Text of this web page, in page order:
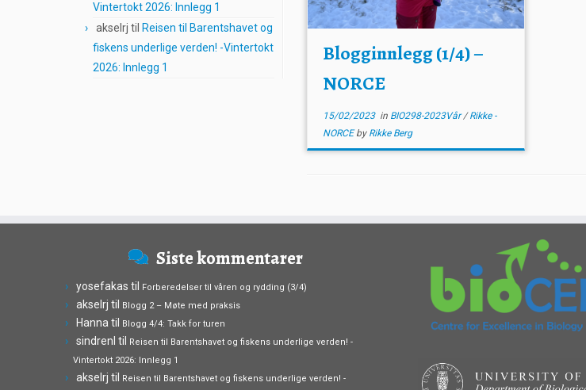
Vintertokt 2026: Innlegg 1
akselrj til Reisen til Barentshavet og
fiskens underlige verden! -Vintertokt
2026: Innlegg 1
Blogginnlegg (1/4) –
NORCE
15/02/2023in BIO298-2023Vår/Rikke -
NORCEby Rikke Berg
Siste kommentarer
yosefakas til Forberedelser til våren og rydding (3/4)
akselrj til Blogg 2 – Møte med praksis
Hanna til Blogg 4/4: Takk for turen
sindrenl til
Reisen til Barentshavet og fiskens underlige verden! -
Vintertokt 2026: Innlegg 1
akselrj til Reisen til Barentshavet og fiskens underlige verden! -